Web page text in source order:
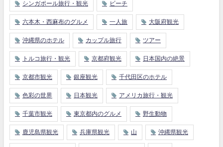
シンガポール旅行・観光 ビーチ
六本木・西麻布のグルメ 一人旅 大阪府観光
沖縄県のホテル カップル旅行 ツアー
トルコ旅行・観光 京都府観光 日本国内の絶景
京都市観光 銀座観光 千代田区のホテル
色彩の世界 日本観光 アメリカ旅行・観光
千葉市観光 東京都内のグルメ 野生動物
鹿児島県観光 兵庫県観光 山 沖縄県観光